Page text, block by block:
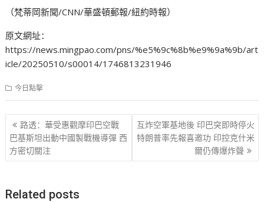
（梵蒂岡新聞/CNN/華盛頓郵報/紐約時報）
原文網址：
https://news.mingpao.com/pns/%e5%9c%8b%e9%9a%9b/art
icle/20250510/s00014/1746813231946
今日點擊
文
章
导
路透：華受惠觀摩印巴空戰
巴基斯坦出動中國製戰機導彈 西
方密切關注
互炸空軍基地後 印巴突即時停火
特朗普率先報喜邀功 印控克什米
爾仍傳爆炸聲
Related posts